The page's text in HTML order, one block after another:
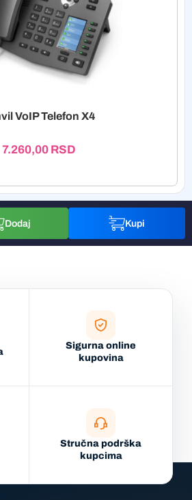
VoIP Telefon X4
7.260,00 RSD
Dodaj Kupi
Sigurna online
kupovina
Stručna podrška
kupcima